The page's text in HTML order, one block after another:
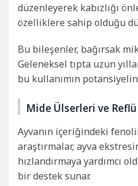
düzenleyerek kabızlığı
özelliklere sahip olduğu
Bu bileşenler, bağırsak
Geleneksel tıpta uzun
bu kullanımın
Mide Ülserleri ve
Ayvanın içeriğindeki
araştırmalar, ayva
hızlandırmaya yardımcı
bir destek sunar.